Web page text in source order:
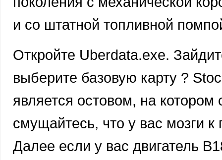
и со штатной топливной
Откройте Uberdata.exe.
выберите базовую карту ?
является остовом, на
смущайтесь, что у вас мозги
Далее если у вас двигатель